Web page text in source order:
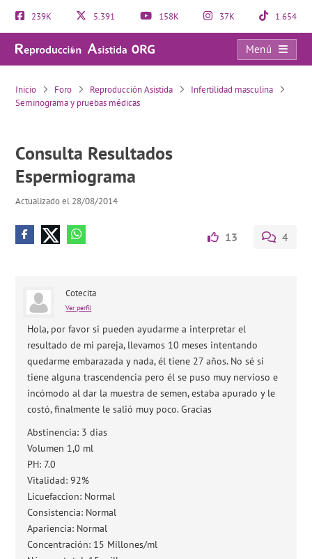
239K 5.391 158K 37K 1.654
Menú
Consulta Resultados Espermiograma
Inicio Foro Reproducción Asistida
Infertilidad masculina
Seminograma y pruebas médicas
Consulta Resultados
Espermiograma
Actualizado el 28/08/2014
13 4
Cotecita
Ver perfil
Hola, por favor si pueden ayudarme a interpretar el
resultado de mi pareja, llevamos 10 meses intentando
quedarme embarazada y nada, él tiene 27 años. No sé si
tiene alguna trascendencia pero él se puso muy nervioso e
incómodo al dar la muestra de semen, estaba apurado y le
costó, finalmente le salió muy poco. Gracias
Abstinencia: 3 dias
Volumen 1,0 ml
PH: 7.0
Vitalidad: 92%
Licuefaccion: Normal
Consistencia: Normal
Apariencia: Normal
Concentración: 15 Millones/ml